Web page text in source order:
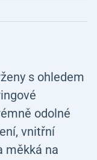
s ohledem
odolné
vnitřní
měkká na